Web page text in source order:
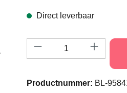
Direct leverbaar
Productnummer: BL-